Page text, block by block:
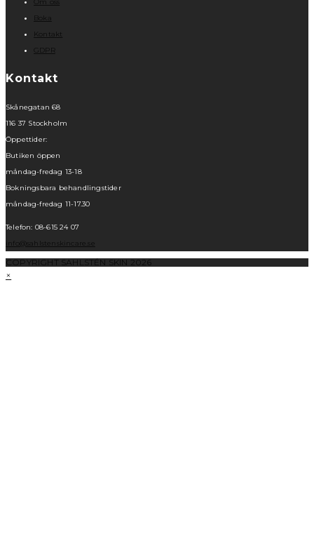
Boka
Kontakt
GDPR
Kontakt
Skånegatan 68
116 37 Stockholm
Öppettider:
Butiken öppen
måndag-fredag 13-18
Bokningsbara behandlingstider
måndag-fredag 11-17.30
Telefon: 08-615 24 07
info@sahlstenskincare.se
COPYRIGHT SAHLSTÉN SKIN 2026
×